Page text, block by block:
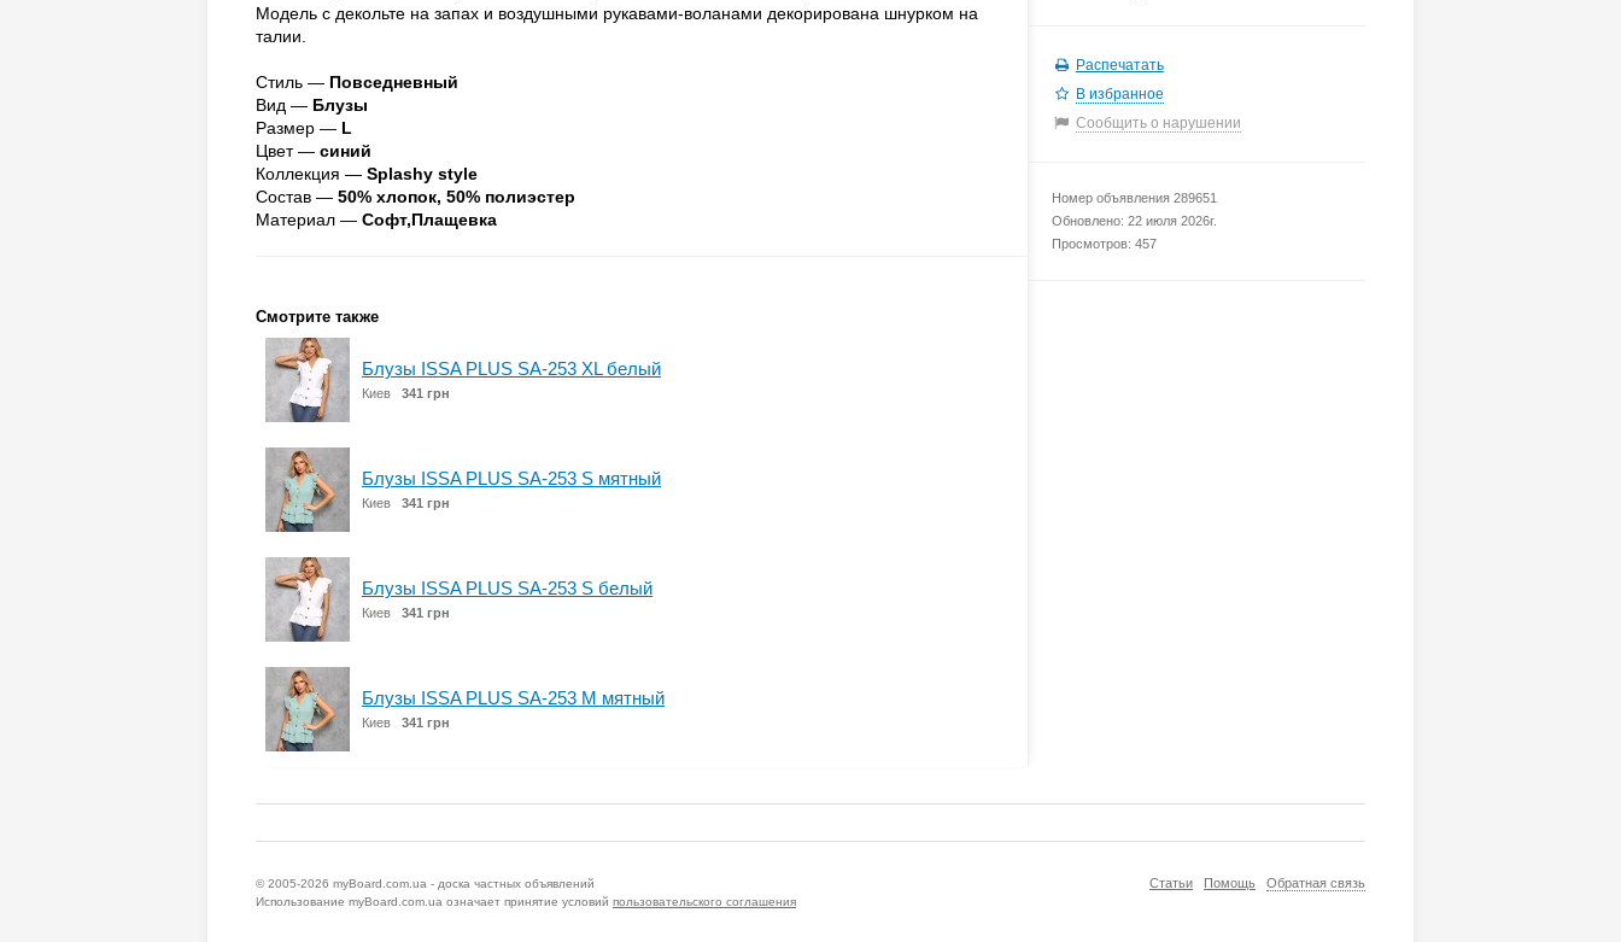
Модель с декольте на запах и воздушными рукавами-воланами декорирована шнурком на
талии.
Стиль — Повседневный
Вид — Блузы
Размер — L
Цвет — синий
Коллекция — Splashy style
Состав — 50% хлопок, 50% полиэстер
Материал — Софт,Плащевка
Смотрите также
Блузы ISSA PLUS SA-253 XL белый
Киев 341 грн
Блузы ISSA PLUS SA-253 S мятный
Киев 341 грн
Блузы ISSA PLUS SA-253 S белый
Киев 341 грн
Блузы ISSA PLUS SA-253 M мятный
Киев 341 грн
Распечатать
В избранное
Сообщить о нарушении
Номер объявления 289651
Обновлено: 22 июля 2026г.
Просмотров: 457
Статьи Помощь Обратная связь
© 2005-2026 myBoard.com.ua - доска частных объявлений
Использование myBoard.com.ua означает принятие условий пользовательского соглашения